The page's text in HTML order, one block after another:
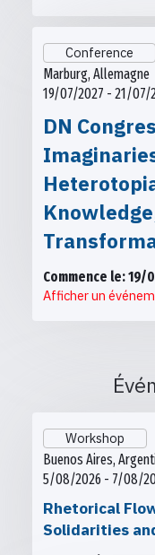
Conference
Marburg, Allemagne
19/07/2027 - 21/07/
DN
Commence le: 19/
Afficher un
Workshop
Buenos Aires,
5/08/2026 - 7/08/
Rhetorical
Solidarities